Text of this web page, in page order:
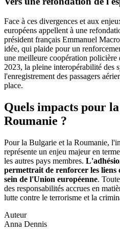
Face à ces divergences et aux
européens appellent à une
président français Emmanuel
idée, qui plaide pour un
une meilleure coopération policière
2023, la pleine interopérabilité des
l'enregistrement des passagers
place.
Quels impacts pour
Roumanie ?
Pour la Bulgarie et la Roumanie,
représente un enjeu majeur en
les autres pays membres.
permettrait de renforcer les liens
sein de l'Union européenne.
des responsabilités accrues en
lutte contre le terrorisme et la
Auteur
Anna Dennis